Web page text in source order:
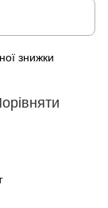
знижки